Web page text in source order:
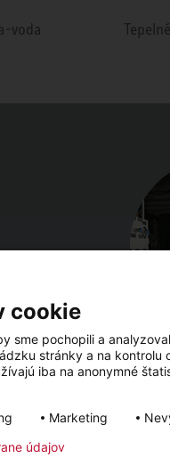
voda
cookie
sme pochopili a
stránky a na
iba na anonymné
Marketing
údajov